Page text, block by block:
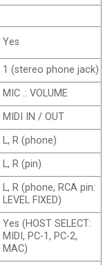
Yes
1 (stereo phone jack)
MIC .: VOLUME
MIDI IN / OUT
L, R (phone)
L, R (pin)
L, R (phone, RCA pin:
LEVEL FIXED)
Yes (HOST SELECT:
MIDI, PC-1, PC-2,
MAC)